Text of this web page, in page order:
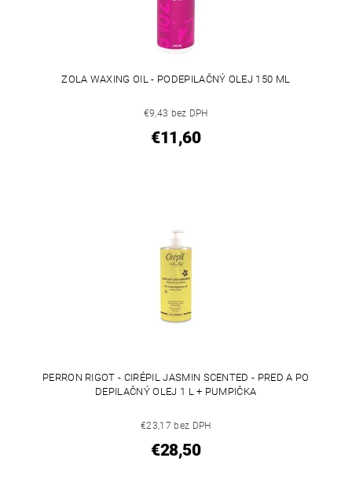
ZOLA WAXING OIL - PODEPILAČNÝ OLEJ 150 ML
€9,43 bez DPH
€11,60
PERRON RIGOT - CIRÉPIL JASMIN SCENTED - PRED A PO
DEPILAČNÝ OLEJ 1 L + PUMPIČKA
€23,17 bez DPH
€28,50